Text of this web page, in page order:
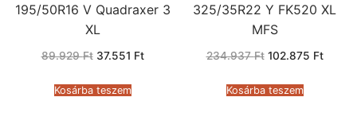
195/50R16 V Quadraxer 3
XL
89.929Ft Original
89.929 Ft.
37.551 FtCurrent
Kosárba teszem
325/35R22 Y FK520 XL
MFS
234.937Ft Original
234.937 Ft.
102.875 Ft
Kosárba teszem